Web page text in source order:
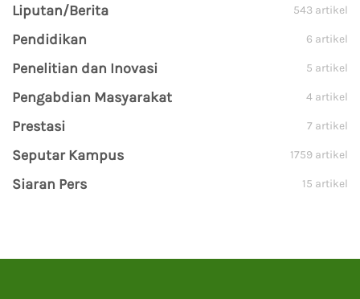
Liputan/Berita 543 artikel
Pendidikan 6 artikel
Penelitian dan Inovasi 5 artikel
Pengabdian Masyarakat 4 artikel
Prestasi 7 artikel
Seputar Kampus 1759 artikel
Siaran Pers 15 artikel